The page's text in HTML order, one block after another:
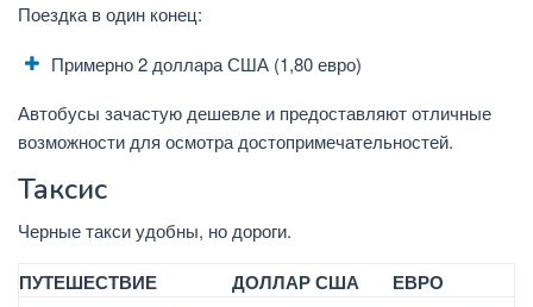
Поездка в один конец:
Примерно 2 доллара США (1,80 евро)
Автобусы зачастую дешевле и предоставляют отличные
возможности для осмотра достопримечательностей.
Таксис
Черные такси удобны, но дороги.
ПУТЕШЕСТВИЕ ДОЛЛАР США ЕВРО